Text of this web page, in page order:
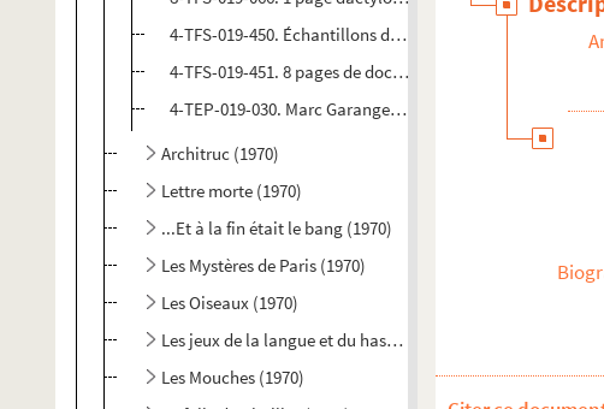
4-TFS-019-450. Échantillons de tissus
4-TFS-019-451. 8 pages de documents pour le montage du
4-TEP-019-030. Marc Garanger. Photographie de groupe
Architruc (1970)
Lettre morte (1970)
...Et à la fin était le bang (1970)
Les Mystères de Paris (1970)
Les Oiseaux (1970)
Les jeux de la langue et du hasard (1970)
Les Mouches (1970)